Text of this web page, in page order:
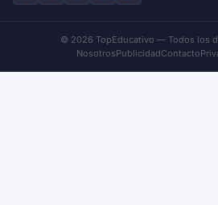
© 2026 TopEducativo — Todos los
NosotrosPublicidadContacto